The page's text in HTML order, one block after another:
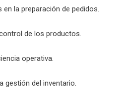
la preparación de pedidos.
de los productos.
operativa.
gestión del inventario.